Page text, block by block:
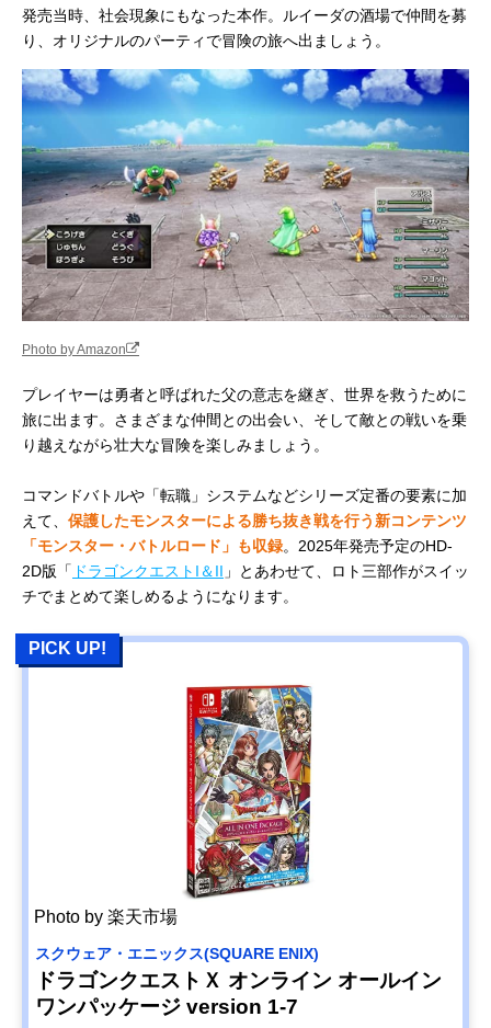
発売当時、社会現象にもなった本作。ルイーダの酒場で仲間を募
り、オリジナルのパーティで冒険の旅へ出ましょう。
Photo by Amazon
プレイヤーは勇者と呼ばれた父の意志を継ぎ、世界を救うために
旅に出ます。さまざまな仲間との出会い、そして敵との戦いを乗
り越えながら壮大な冒険を楽しみましょう。
コマンドバトルや「転職」システムなどシリーズ定番の要素に加
えて、 保護したモンスターによる勝ち抜き戦を行う新コンテンツ
「モンスター・バトルロード」も収録。2025年発売予定のHD-
2D版「 ドラゴンクエストI＆II 」とあわせて、ロト三部作がスイッ
チでまとめて楽しめるようになります。
PICK UP!
Photo by 楽天市場
スクウェア・エニックス(SQUARE ENIX)
ドラゴンクエストＸ オンライン オールイン
ワンパッケージ version 1-7